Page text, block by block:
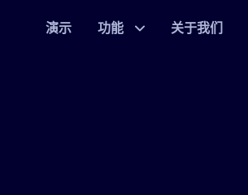
演示 功能 关于我们